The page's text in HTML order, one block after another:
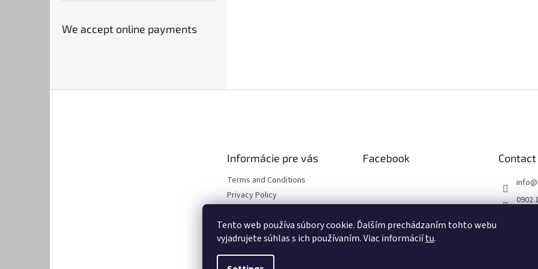
Tento web používa súbory cookie. Ďalším prechádzaním tohto webu
vyjadrujete súhlas s ich používaním. Viac informáciítu.
We accept online payments
Informácie pre vás
Terms and Conditions
Privacy Policy
Modeling course
Facebook Contact
info@
0902
m/